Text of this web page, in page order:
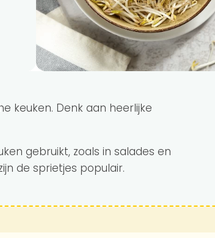
keuken. Denk aan heerlijke
gebruikt, zoals in salades en
de sprietjes populair.